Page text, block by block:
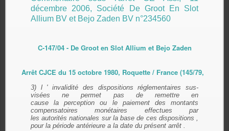
décembre 2006, Société De Groot En Slot
Allium BV et Bejo Zaden BV n°234560
C-147/04 - De Groot en Slot Allium et Bejo Zaden
Arrêt CJCE du 15 octobre 1980, Roquette / France (145/79,
3) l ' invalidité des dispositions réglementaires sus-
visées ne permet pas de remettre en
cause la perception ou le paiement des montants
compensatoires monétaires effectues par
les autorités nationales sur la base de ces dispositions ,
pour la période antérieure a la date du présent arrêt .